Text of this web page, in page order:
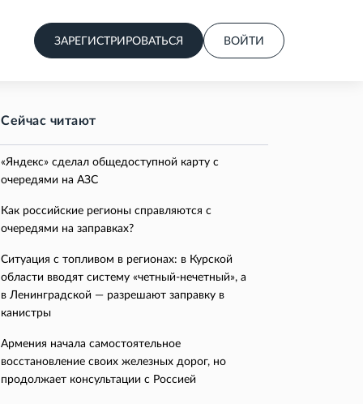
ЗАРЕГИСТРИРОВАТЬСЯ ВОЙТИ
Сейчас читают
«Яндекс» сделал общедоступной карту с
очередями на АЗС
Как российские регионы справляются с
очередями на заправках?
Ситуация с топливом в регионах: в Курской
области вводят систему «четный-нечетный», а
в Ленинградской — разрешают заправку в
канистры
Армения начала самостоятельное
восстановление своих железных дорог, но
продолжает консультации с Россией